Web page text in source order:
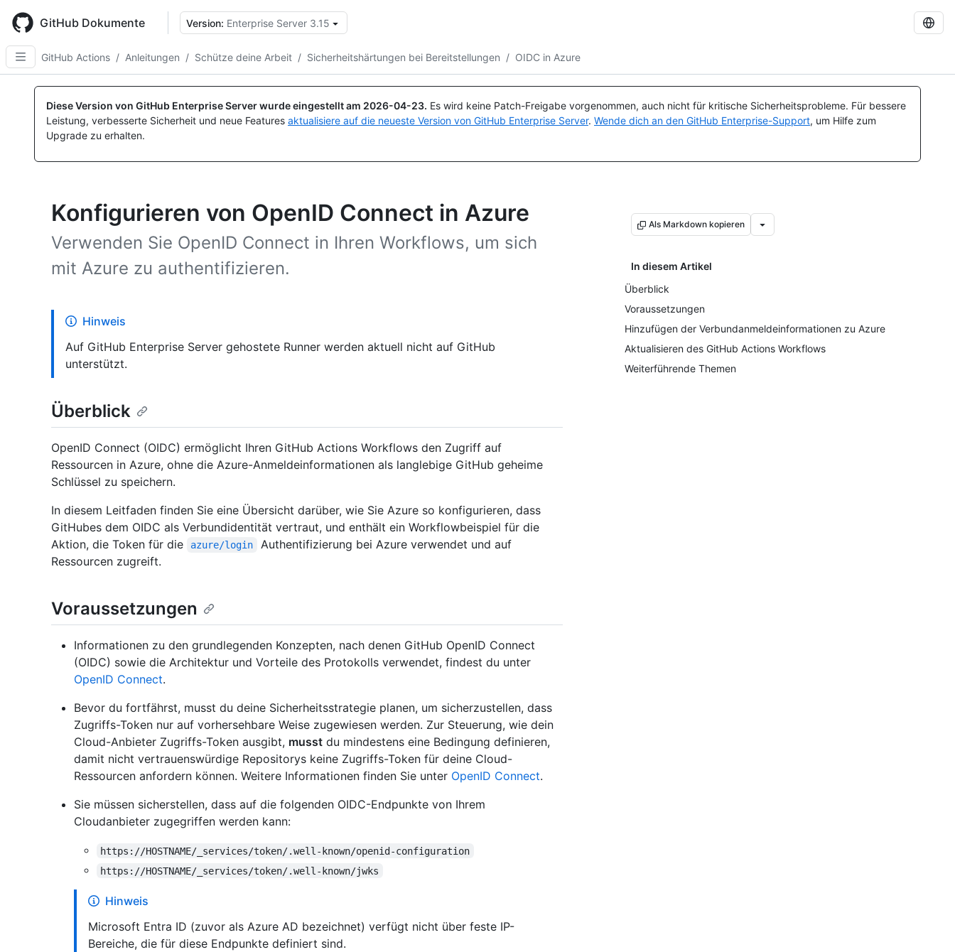
main
content
GitHub Dokumente Version: Enterprise Server 3.15
GitHub Actions / Anleitungen / Schütze deine Arbeit / Sicherheitshärtungen bei Bereitstellungen / OIDC in Azure
Diese Version von GitHub Enterprise Server wurde eingestellt am 2026-04-23. Es wird keine Patch-Freigabe vorgenommen, auch nicht für kritische Sicherheitsprobleme. Für bessere
Leistung, verbesserte Sicherheit und neue Features aktualisiere auf die neueste Version von GitHub Enterprise Server. Wende dich an den GitHub Enterprise-Support, um Hilfe zum
Upgrade zu erhalten.
Konfigurieren von OpenID Connect in Azure
Verwenden Sie OpenID Connect in Ihren Workflows, um sich
mit Azure zu authentifizieren.
Als Markdown kopieren
In diesem Artikel
Überblick
Voraussetzungen
Hinzufügen der Verbundanmeldeinformationen zu Azure
Aktualisieren des GitHub Actions Workflows
Weiterführende Themen
Hinweis
Auf GitHub Enterprise Server gehostete Runner werden aktuell nicht auf GitHub
unterstützt.
Überblick
OpenID Connect (OIDC) ermöglicht Ihren GitHub Actions Workflows den Zugriff auf
Ressourcen in Azure, ohne die Azure-Anmeldeinformationen als langlebige GitHub geheime
Schlüssel zu speichern.
In diesem Leitfaden finden Sie eine Übersicht darüber, wie Sie Azure so konfigurieren, dass
GitHubes dem OIDC als Verbundidentität vertraut, und enthält ein Workflowbeispiel für die
Aktion, die Token für die
azure/login
Authentifizierung bei Azure verwendet und auf
Ressourcen zugreift.
Voraussetzungen
Informationen zu den grundlegenden Konzepten, nach denen GitHub OpenID Connect
(OIDC) sowie die Architektur und Vorteile des Protokolls verwendet, findest du unter
OpenID Connect.
Bevor du fortfährst, musst du deine Sicherheitsstrategie planen, um sicherzustellen, dass
Zugriffs-Token nur auf vorhersehbare Weise zugewiesen werden. Zur Steuerung, wie dein
Cloud-Anbieter Zugriffs-Token ausgibt, musst du mindestens eine Bedingung definieren,
damit nicht vertrauenswürdige Repositorys keine Zugriffs-Token für deine Cloud-
Ressourcen anfordern können. Weitere Informationen finden Sie unter OpenID Connect.
Sie müssen sicherstellen, dass auf die folgenden OIDC-Endpunkte von Ihrem
Cloudanbieter zugegriffen werden kann:
https://HOSTNAME/_services/token/.well-known/openid-configuration
https://HOSTNAME/_services/token/.well-known/jwks
Hinweis
Microsoft Entra ID (zuvor als Azure AD bezeichnet) verfügt nicht über feste IP-
Bereiche, die für diese Endpunkte definiert sind.